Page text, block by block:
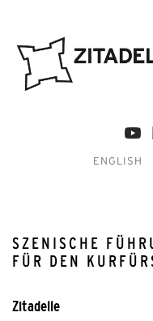
ENGLISH
SZENISCHE
FÜR DEN
Zitadelle